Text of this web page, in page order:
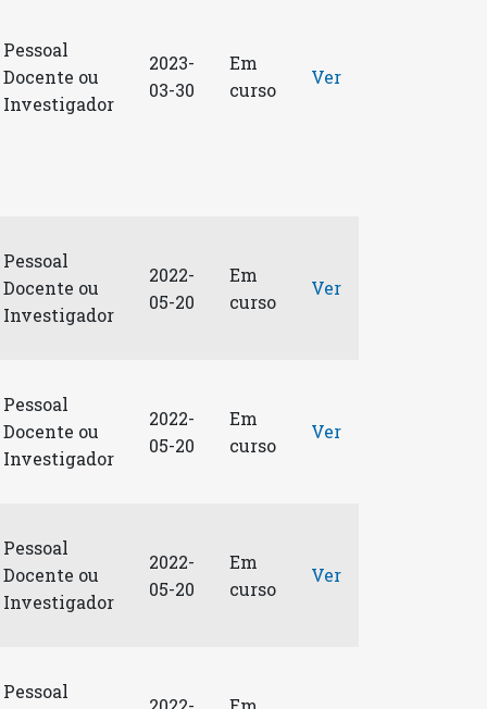
Pessoal
Docente ou
Investigador
2023-
03-30
Em
curso
Ver
Pessoal
Docente ou
Investigador
2022-
05-20
Em
curso
Ver
Pessoal
Docente ou
Investigador
2022-
05-20
Em
curso
Ver
Pessoal
Docente ou
Investigador
2022-
05-20
Em
curso
Ver
Pessoal